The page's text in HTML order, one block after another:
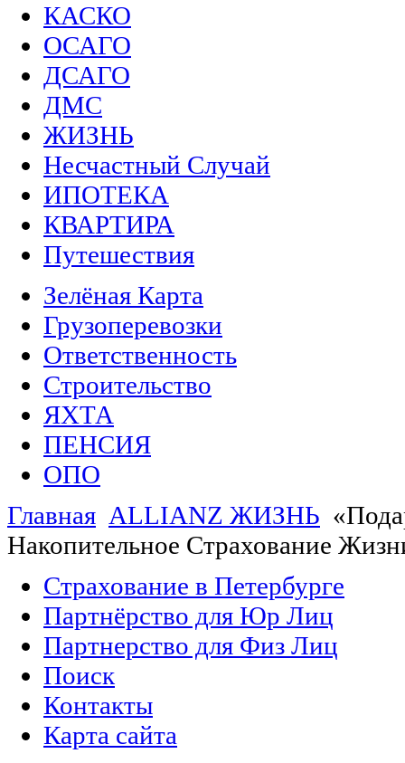
КАСКО
ОСАГО
ДСАГО
ДМС
ЖИЗНЬ
Несчастный Случай
ИПОТЕКА
КВАРТИРА
Путешествия
Зелёная Карта
Грузоперевозки
Ответственность
Строительство
ЯХТА
ПЕНСИЯ
ОПО
Главная ALLIANZ ЖИЗНЬ
Накопительное Страхование
Страхование в Петербурге
Партнёрство для Юр Лиц
Партнерство для Физ Лиц
Поиск
Контакты
Карта сайта